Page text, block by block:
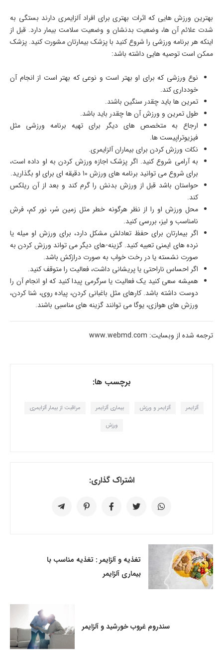
بهترین ورزش هایی که اثرات بهتری برای افراد آلزایمری دارند بستگی به
شدت علائم آن ها، وضعیت بدنشان و وضعیت سلامت بیمار دارد. قبل از
اینکه هر برنامه ورزشی را شروع کنید با پزشک بیمارتان مشورت کنید. پزشک
ممکن است توصیه هایی داشته باشد:
نوع ورزشی که برای او بهتر است و نوعی که بهتر است از انجام آن
خودداری کند.
تمرین ها باید چقدر سنگین باشند.
طول تمرین و ورزش آن ها چقدر باید باشد.
ارجاع به متخصص های دیگر برای تهیه برنامه ورزشی مثل
فیزیوتراپیست ها.
نکات ورزش کردن برای بیماران آلزایمری.
به آرامی شروع کنید. اگر پزشک اجازه ورزش کردن به او داده است،
برای شروع می توانید برنامه های ورزش 10 دقیقه ای برای او بگذارید.
حواستان باشد قبل از ورزش بدنش را گرم کند و بعد از آن ریلکس
کند.
محل ورزش او را از نظر هرگونه خطر مثل زمین سُر، نور کم، فرش
نامناسب و لیز، بررسی کنید.
اگر بیمارتان برای حفظ تعادلش مشکل دارد، برای ورزش او میله یا
نرده های ایمنی تعبیه کنید. گزینه-های دیگر می تواند ورزش کردن به
صورت نشسته یا در رخت خواب به صورت درازکش باشد.
اگر احساس ناراحتی یا پریشانی داشت، فعالیت را متوقف کنید.
همیشه سعی کنید یک فعالیت یا سرگرمی پیدا کنید که او انجام آن را
دوست داشته باشد. کارهای مثل باغبانی کردن، پیاده روی، شنا کردن،
ورزش های هوازی، یوگا می توانند گزینه های مناسبی باشند.
ترجمه شده از وبسایت: www.webmd.com
برچسب ها:
آلزایمر آلزایمر و ورزش بیماری آلزایمر مراقبت از بیمار آلزایمری
ورزش
اشتراک گذاری:
تغذیه و آلزایمر : تغذیه مناسب با
بیماری آلزایمر
سندروم غروب خورشید و آلزایمر